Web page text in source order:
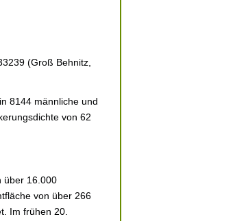
(Groß Behnitz,
8144 männliche und
von 62
über 16.000
von über 266
Im frühen 20.